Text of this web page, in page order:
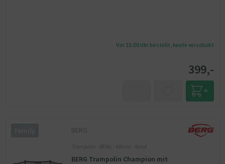
Vor 15:00 Uhr bestellt, heute verschickt
399,-
BERG
Trampolin - BERG - 430 cm - Rund
BERG Trampolin Champion mit